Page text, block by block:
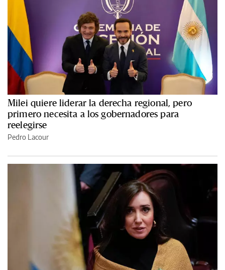
Milei quiere liderar la derecha regional, pero
primero necesita a los gobernadores para
reelegirse
Pedro Lacour